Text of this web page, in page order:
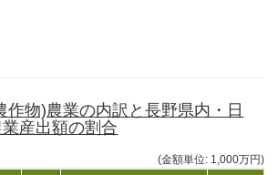
作物)農業の内訳と長野県内・日
産出額の割合
(金額単位: 1,000万円)